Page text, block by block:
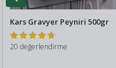
Kars Gravyer Peyniri 500gr
20 değerlendirme